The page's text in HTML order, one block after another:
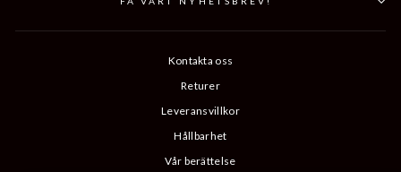
Kontakta oss
Returer
Leveransvillkor
Hållbarhet
Vår berättelse